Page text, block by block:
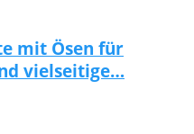
mit Ösen für
vielseitige…